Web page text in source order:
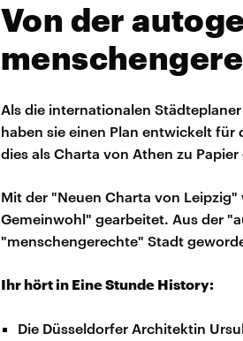
Von der
Als die internationalen
haben sie einen Plan entwickelt
dies als Charta von Athen zu
Mit der "Neuen Charta von
Gemeinwohl" gearbeitet. Aus der
"menschengerechte" Stadt
Ihr hört in Eine Stunde History:
Die Düsseldorfer Architektin